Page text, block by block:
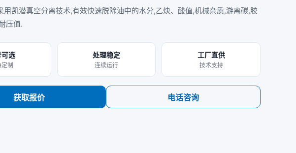
用凯潜真空分离技术,有效快速脱除油中的水分,乙炔、酸值,机械杂质,游离碳,胶
压值.
可选
制
处理稳定
连续运行
工厂直供
技术支持
获取报价 电话咨询